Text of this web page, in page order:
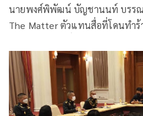
นายพงศ์พิพัฒน์ บัญชานนท์ บรรณ
The Matter ตัวแทนสื่อที่โดนทำ
กรรมมาธิการ (กมธ.) การพัฒนาก
การมีส่วนร่วมของประชาชน